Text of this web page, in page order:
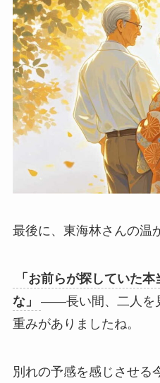
最後に、東海林さんの温
「お前らが探していた
な」
——長い間、二人を
重みがありましたね。
別れの予感を感じさせる